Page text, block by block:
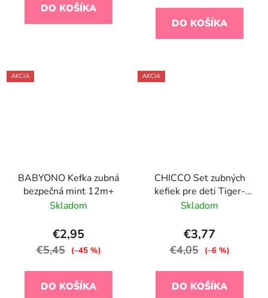
DO KOŠÍKA
DO KOŠÍKA
AKCIA
BABYONO Kefka zubná
bezpečná mint 12m+
Skladom
€2,95
€5,45 (–45 %)
DO KOŠÍKA
AKCIA
CHICCO Set zubných
kefiek pre deti Tiger-
Panda 3-6r, 2ks
Skladom
€3,77
€4,05 (–6 %)
DO KOŠÍKA